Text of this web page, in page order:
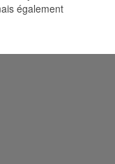
également